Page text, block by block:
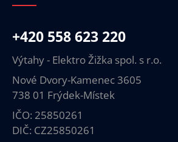
+420 558 623 220
Výtahy - Elektro Žižka spol. s r.o.
Nové Dvory-Kamenec 3605
738 01 Frýdek-Místek
IČO: 25850261
DIČ: CZ25850261